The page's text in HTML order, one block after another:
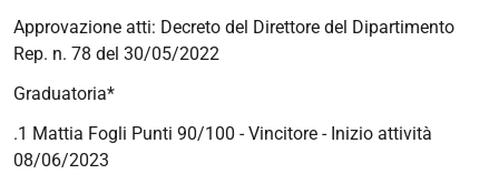
Approvazione atti: Decreto del Direttore del Dipartimento
Rep. n. 78 del 30/05/2022
Graduatoria*
.1 Mattia Fogli Punti 90/100 - Vincitore - Inizio attività
08/06/2023